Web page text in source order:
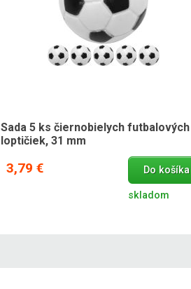
Sada 5 ks čiernobielych futbalových
loptičiek, 31 mm
3,79 € Do košíka
skladom